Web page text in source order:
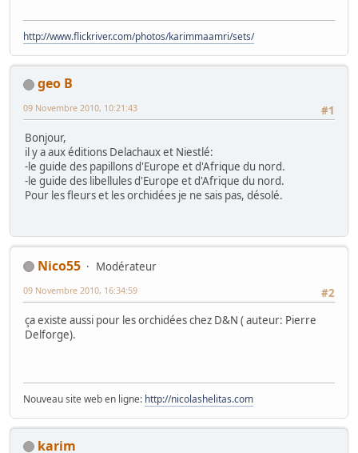
http://www.flickriver.com/photos/karimmaamri/sets/
geo B
#1
09 Novembre 2010, 10:21:43
Bonjour,
il y a aux éditions Delachaux et Niestlé:
-le guide des papillons d'Europe et d'Afrique du nord.
-le guide des libellules d'Europe et d'Afrique du nord.
Pour les fleurs et les orchidées je ne sais pas, désolé.
Nico55
Modérateur
#2
09 Novembre 2010, 16:34:59
ça existe aussi pour les orchidées chez D&N ( auteur: Pierre
Delforge).
Nouveau site web en ligne: http://nicolashelitas.com
karim